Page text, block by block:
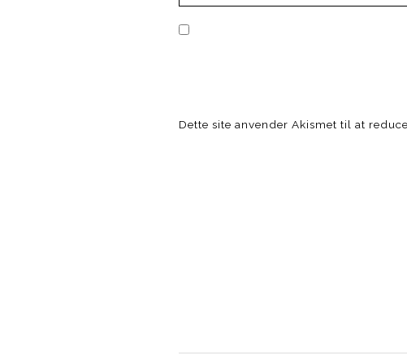
Dette site anvender Akismet til at